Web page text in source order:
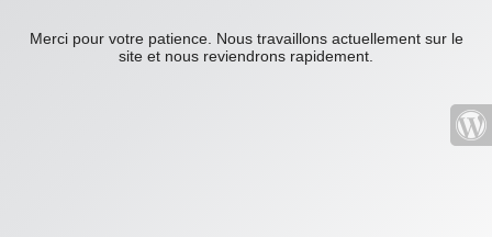
Merci pour votre patience. Nous travaillons actuellement sur le
site et nous reviendrons rapidement.